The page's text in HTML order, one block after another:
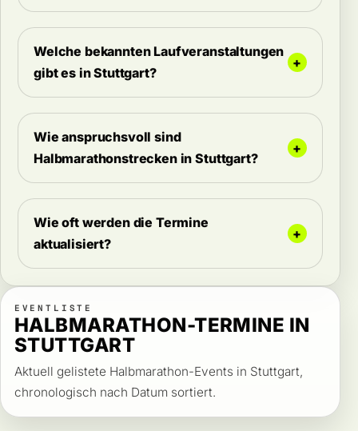
Welche bekannten Laufveranstaltungen
gibt es in Stuttgart?
Wie anspruchsvoll sind
Halbmarathonstrecken in Stuttgart?
Wie oft werden die Termine
aktualisiert?
EVENTLISTE
HALBMARATHON-TERMINE IN
STUTTGART
Aktuell gelistete Halbmarathon-Events in Stuttgart,
chronologisch nach Datum sortiert.